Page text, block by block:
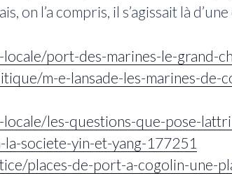
on l’a compris, il s’agissait là
port-des-marines-le-grand-
m-e-lansade-les-marines-
les-questions-que-pose-
societe-yin-et-yang-177251
places-de-port-a-cogolin-une-